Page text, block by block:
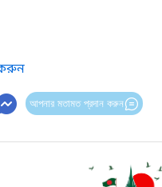
করুন
আপনার মতামত প্রদান করুন